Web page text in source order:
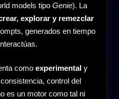
models tipo Genie). La
explorar y remezclar
generados en tiempo
como experimental y
control del
es un motor como tal ni